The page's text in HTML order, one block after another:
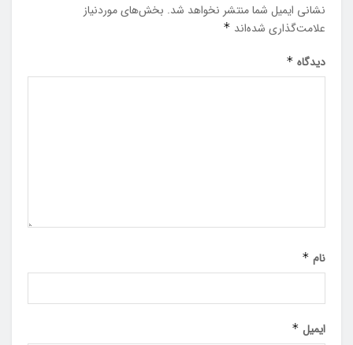
نشانی ایمیل شما منتشر نخواهد شد. بخش‌های موردنیاز
علامت‌گذاری شده‌اند *
دیدگاه *
نام *
ایمیل *